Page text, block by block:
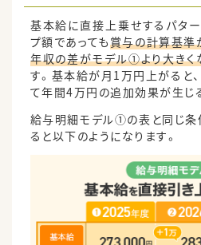
基本給に直接上乗せするパター
プ額であっても賞与の計算基準
年収の差がモデル①より大きく
す。基本給が月1万円上がると
て年間4万円の追加効果が生じ
給与明細モデル①の表と同じ条
ると以下のようになります。